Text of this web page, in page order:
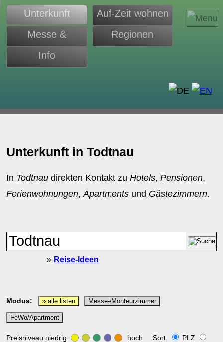
Unterkunft
Auf-Zeit wohnen
Messe &
Monteure
Regionen
Info
Unterkunft in Todtnau
In Todtnau direkten Kontakt zuHotels,Pensionen,
Ferienwohnungen,Apartments und Gästezimmern.
» Reise-Ideen
Modus: » alle listen Messe-/Monteurzimmer
FeWo/Apartment
Preisniveau niedrig hoch Sort:
PLZ